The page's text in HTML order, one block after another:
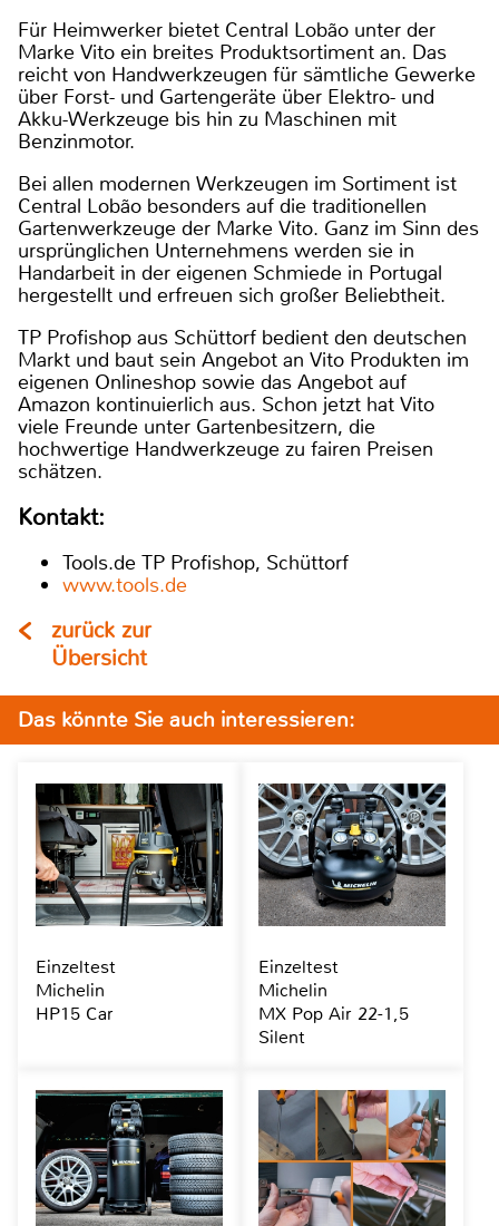
Für Heimwerker bietet Central Lobão unter der
Marke Vito ein breites Produktsortiment an. Das
reicht von Handwerkzeugen für sämtliche Gewerke
über Forst- und Gartengeräte über Elektro- und
Akku-Werkzeuge bis hin zu Maschinen mit
Benzinmotor.
Bei allen modernen Werkzeugen im Sortiment ist
Central Lobão besonders auf die traditionellen
Gartenwerkzeuge der Marke Vito. Ganz im Sinn des
ursprünglichen Unternehmens werden sie in
Handarbeit in der eigenen Schmiede in Portugal
hergestellt und erfreuen sich großer Beliebtheit.
TP Profishop aus Schüttorf bedient den deutschen
Markt und baut sein Angebot an Vito Produkten im
eigenen Onlineshop sowie das Angebot auf
Amazon kontinuierlich aus. Schon jetzt hat Vito
viele Freunde unter Gartenbesitzern, die
hochwertige Handwerkzeuge zu fairen Preisen
schätzen.
Kontakt:
Tools.de TP Profishop, Schüttorf
www.tools.de
zurück zur
Übersicht
Das könnte Sie auch interessieren:
Einzeltest
Michelin
HP15 Car
Einzeltest
Michelin
MX Pop Air 22-1,5
Silent